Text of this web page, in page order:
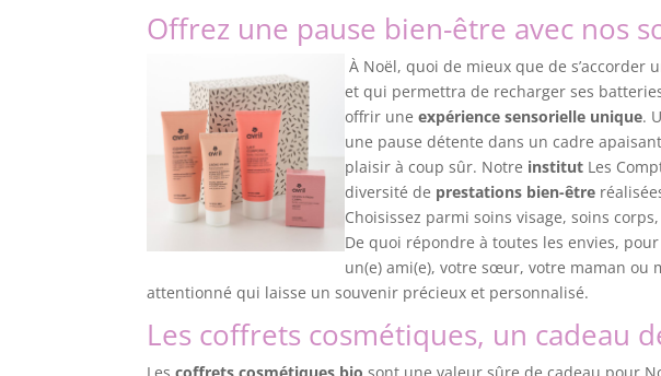
Offrez une pause bien-être avec nos
À Noël, quoi de mieux que de
et qui permettra de recharger ses
offrir uneexpérience sensorielle unique.
une pause détente dans un cadre
plaisir à coup sûr. Notre institut Les
diversité de prestations bien-être
Choisissez parmi soins visage, soins
De quoi répondre à toutes les envies,
un(e) ami(e), votre sœur, votre maman ou
attentionné qui laisse un souvenir précieux et personnalisé.
Les coffrets cosmétiques, un cadeau